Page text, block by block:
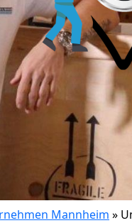
Mannheim »